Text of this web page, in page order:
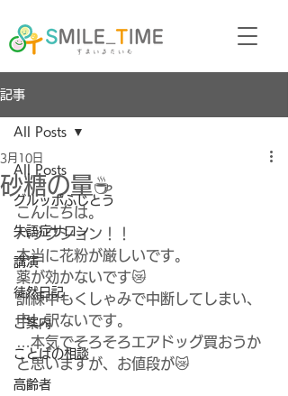
記事
All Posts
グルッポふじとう
失語症サロン
講演
徒然日記
ご案内
ことばの相談
高齢者
All Posts
砂糖の量☕
3月10日
こんにちは。
ハックション！！
本当に花粉が厳しいです。
薬が効かないです😿
訓練中もくしゃみで中断してしまい、
申し訳ないです。
…本気でそろそろエアドッグ買おうか
と思いますが、お値段が😿